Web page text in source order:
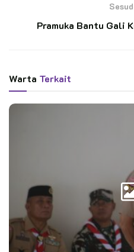
Gladi Bersih
Nasional XII
Kwarcab Kota Madiun
dari 60 anggota DKC,
Andalan Cabang. Yang hadir
Titik utama untuk
Pahlawan Gang Sendang.
utama pelaksanaan kegiatan
Innovation, karena dianggap
Pramuka Bantu Gali
Warta Terkait